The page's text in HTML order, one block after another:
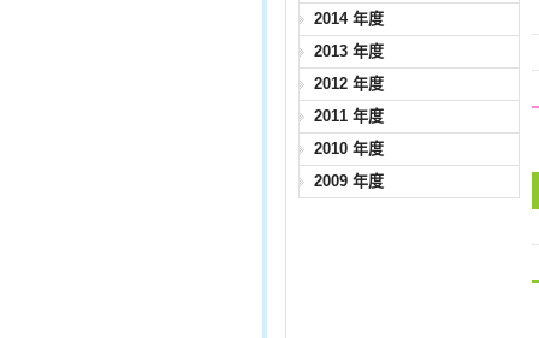
2014 年度
2013 年度
2012 年度
2011 年度
2010 年度
2009 年度